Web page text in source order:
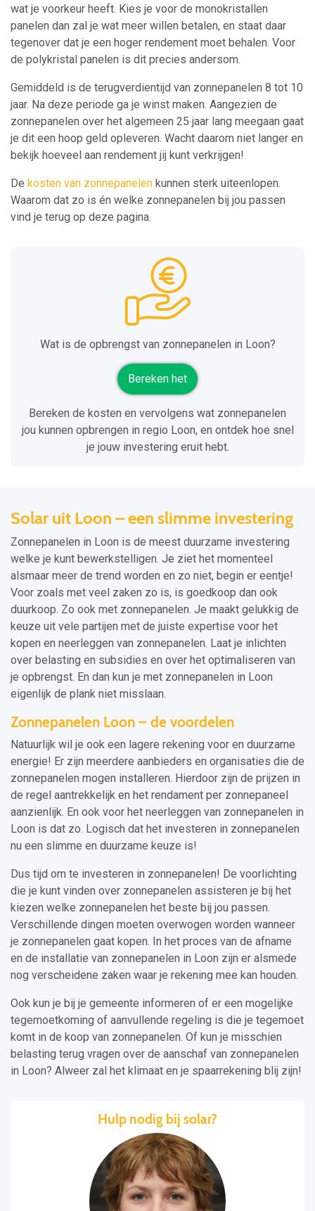
wat je voorkeur heeft. Kies je voor de monokristallen
panelen dan zal je wat meer willen betalen, en staat daar
tegenover dat je een hoger rendement moet behalen. Voor
de polykristal panelen is dit precies andersom.
Gemiddeld is de terugverdientijd van zonnepanelen 8 tot 10
jaar. Na deze periode ga je winst maken. Aangezien de
zonnepanelen over het algemeen 25 jaar lang meegaan gaat
je dit een hoop geld opleveren. Wacht daarom niet langer en
bekijk hoeveel aan rendement jij kunt verkrijgen!
De kosten van zonnepanelen kunnen sterk uiteenlopen.
Waarom dat zo is én welke zonnepanelen bij jou passen
vind je terug op deze pagina.
Wat is de opbrengst van zonnepanelen in Loon?
Bereken het
Bereken de kosten en vervolgens wat zonnepanelen
jou kunnen opbrengen in regio Loon, en ontdek hoe snel
je jouw investering eruit hebt.
Solar uit Loon – een slimme investering
Zonnepanelen in Loon is de meest duurzame investering
welke je kunt bewerkstelligen. Je ziet het momenteel
alsmaar meer de trend worden en zo niet, begin er eentje!
Voor zoals met veel zaken zo is, is goedkoop dan ook
duurkoop. Zo ook met zonnepanelen. Je maakt gelukkig de
keuze uit vele partijen met de juiste expertise voor het
kopen en neerleggen van zonnepanelen. Laat je inlichten
over belasting en subsidies en over het optimaliseren van
je opbrengst. En dan kun je met zonnepanelen in Loon
eigenlijk de plank niet misslaan.
Zonnepanelen Loon – de voordelen
Natuurlijk wil je ook een lagere rekening voor en duurzame
energie! Er zijn meerdere aanbieders en organisaties die de
zonnepanelen mogen installeren. Hierdoor zijn de prijzen in
de regel aantrekkelijk en het rendament per zonnepaneel
aanzienlijk. En ook voor het neerleggen van zonnepanelen in
Loon is dat zo. Logisch dat het investeren in zonnepanelen
nu een slimme en duurzame keuze is!
Dus tijd om te investeren in zonnepanelen! De voorlichting
die je kunt vinden over zonnepanelen assisteren je bij het
kiezen welke zonnepanelen het beste bij jou passen.
Verschillende dingen moeten overwogen worden wanneer
je zonnepanelen gaat kopen. In het proces van de afname
en de installatie van zonnepanelen in Loon zijn er alsmede
nog verscheidene zaken waar je rekening mee kan houden.
Ook kun je bij je gemeente informeren of er een mogelijke
tegemoetkoming of aanvullende regeling is die je tegemoet
komt in de koop van zonnepanelen. Of kun je misschien
belasting terug vragen over de aanschaf van zonnepanelen
in Loon? Alweer zal het klimaat en je spaarrekening blij zijn!
Hulp nodig bij solar?